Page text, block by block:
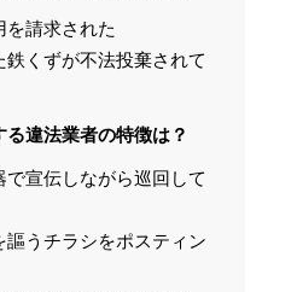
350
給湯器
を請求された
鉄くずが不法投棄されて
違法業者の特徴は？
で宣伝しながら巡回して
謳うチラシをポスティン